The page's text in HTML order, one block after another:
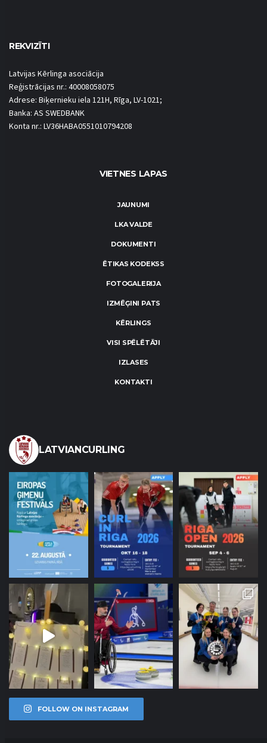
REKVIZĪTI
Latvijas Kērlinga asociācija
Reģistrācijas nr.: 40008058075
Adrese: Biķernieku iela 121H, Rīga, LV-1021;
Banka: AS SWEDBANK
Konta nr.: LV36HABA0551010794208
VIETNES LAPAS
JAUNUMI
LKA VALDE
DOKUMENTI
ĒTIKAS KODEKSS
FOTOGALERIJA
IZMĒĢINI PATS
KĒRLINGS
VISI SPĒLĒTĀJI
IZLASES
KONTAKTI
LATVIANCURLING
FOLLOW ON INSTAGRAM